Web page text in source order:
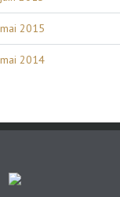
mai 2015
mai 2014